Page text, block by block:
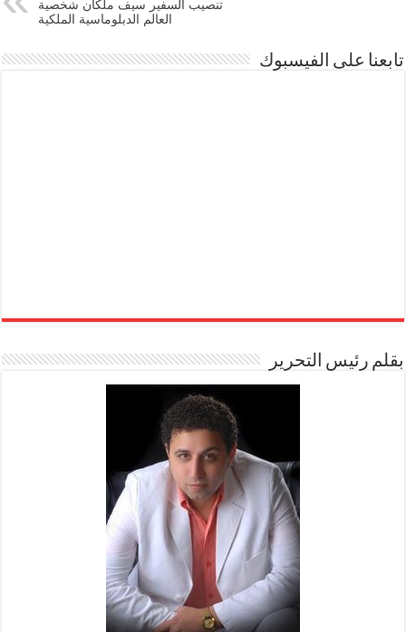
تنصيب السفير سيف ملكان شخصية
العالم الدبلوماسية الملكية
تابعنا على الفيسبوك
بقلم رئيس التحرير